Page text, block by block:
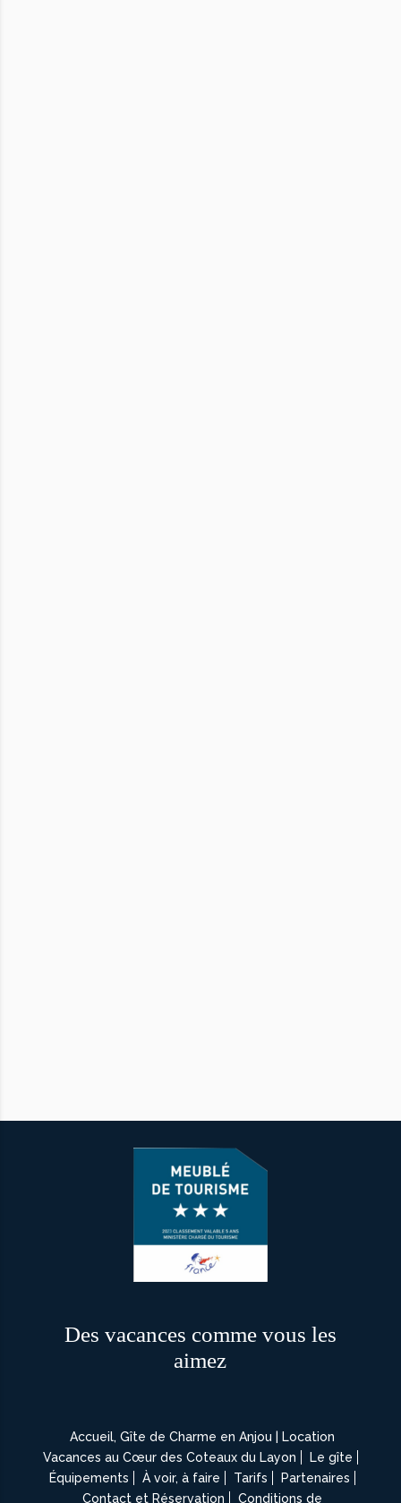
Des vacances comme vous les
aimez
Accueil, Gîte de Charme en Anjou | Location
Vacances au Cœur des Coteaux du Layon
Le gîte
Équipements
À voir, à faire Tarifs
Partenaires
Contact et Réservation
Conditions de